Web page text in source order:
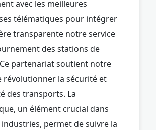
avec les meilleures
télématiques pour intégrer
transparente notre service
des stations de
partenariat soutient notre
révolutionner la sécurité et
des transports. La
un élément crucial dans
permet de suivre la